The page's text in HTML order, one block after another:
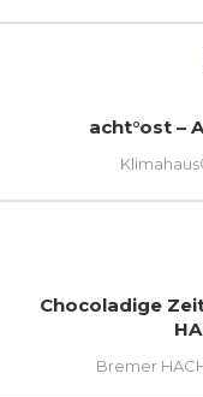
acht°ost –
Chocoladige
Bremer